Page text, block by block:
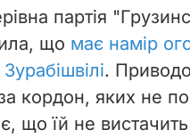
партія
що має намір
.
за кордон, яких не
що їй не